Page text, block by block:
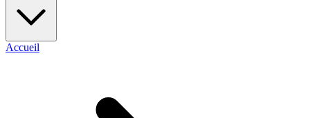
Accueil